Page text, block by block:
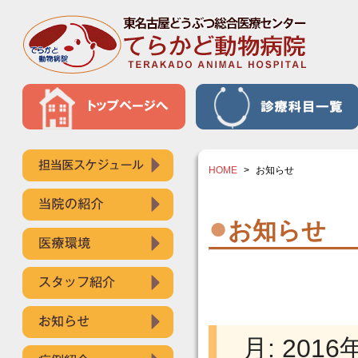
HOME > お知らせ
●お知らせ
月: 2016